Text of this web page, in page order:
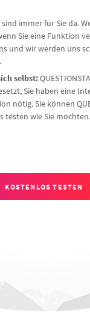
sind immer für Sie da.
Sie eine Funktion
und wir werden uns
selbst:
Sie haben eine
nötig. Sie können
testen wie Sie
KOSTENLOS TESTEN